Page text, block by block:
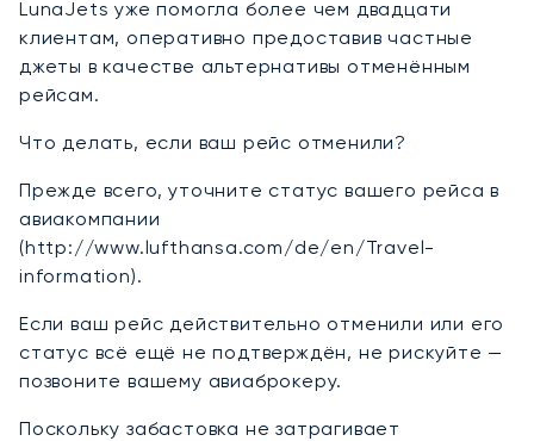
LunaJets уже помогла более чем двадцати
клиентам, оперативно предоставив частные
джеты в качестве альтернативы отменённым
рейсам.
Что делать, если ваш рейс отменили?
Прежде всего, уточните статус вашего рейса в
авиакомпании
(http://www.lufthansa.com/de/en/Travel-
information).
Если ваш рейс действительно отменили или его
статус всё ещё не подтверждён, не рискуйте —
позвоните вашему авиаброкеру.
Поскольку забастовка не затрагивает